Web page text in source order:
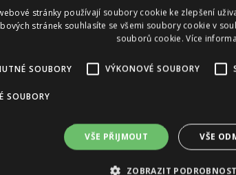
stránky používají soubory cookie ke zlepšení
stránek souhlasíte se všemi soubory cookie v
souborů cookie.Více
SOUBORY VÝKONOVÉ SOUBORY
SOUBORY
VŠE PŘIJMOUT VŠE
ZOBRAZIT